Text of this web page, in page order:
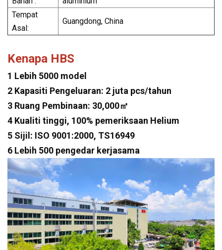
Tempat
Asal:
Guangdong, China
Kenapa HBS
1 Lebih 5000 model
2 Kapasiti Pengeluaran: 2 juta pcs/tahun
3 Ruang Pembinaan: 30,000㎡
4 Kualiti tinggi, 100% pemeriksaan Helium
5 Sijil: ISO 9001:2000, TS16949
6 Lebih 500 pengedar kerjasama